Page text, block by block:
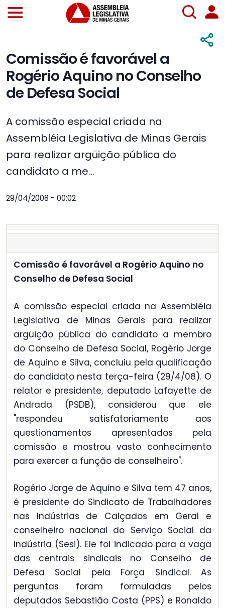
Comissão é favorável a
Rogério Aquino no Conselho
de Defesa Social
A comissão especial criada na
Assembléia Legislativa de Minas Gerais
para realizar argüição pública do
candidato a me...
29/04/2008 - 00:02
Comissão é favorável a Rogério Aquino no
Conselho de Defesa Social
A comissão especial criada na Assembléia
Legislativa de Minas Gerais para realizar
argüição pública do candidato a membro
do Conselho de Defesa Social, Rogério Jorge
de Aquino e Silva, concluiu pela qualificação
do candidato nesta terça-feira (29/4/08). O
relator e presidente, deputado Lafayette de
Andrada (PSDB), considerou que ele
"respondeu satisfatoriamente aos
questionamentos apresentados pela
comissão e mostrou vasto conhecimento
para exercer a função de conselheiro".
Rogério Jorge de Aquino e Silva tem 47 anos,
é presidente do Sindicato de Trabalhadores
nas Indústrias de Calçados em Geral e
conselheiro nacional do Serviço Social da
Indústria (Sesi). Ele foi indicado para a vaga
das centrais sindicais no Conselho de
Defesa Social pela Força Sindical. As
perguntas foram formuladas pelos
deputados Sebastião Costa (PPS) e Ronaldo